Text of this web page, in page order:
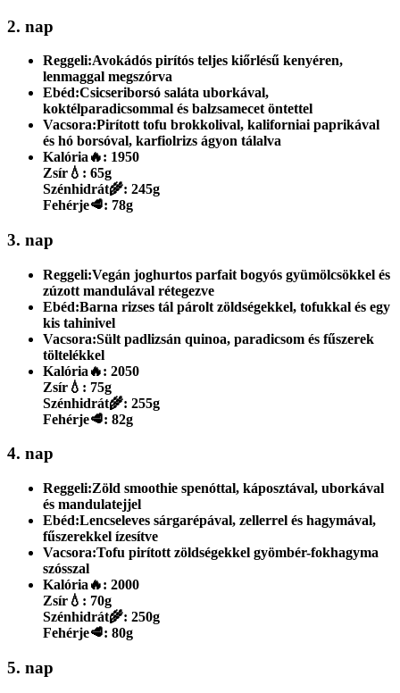
2. nap
Reggeli:Avokádós pirítós teljes kiőrlésű kenyéren,
lenmaggal megszórva
Ebéd:Csicseriborsó saláta uborkával,
koktélparadicsommal és balzsamecet öntettel
Vacsora:Pirított tofu brokkolival, kaliforniai paprikával
és hó borsóval, karfiolrizs ágyon tálalva
Kalória 🔥: 1950
Zsír 💧: 65g
Szénhidrát🌾: 245g
Fehérje🥩: 78g
3. nap
Reggeli:Vegán joghurtos parfait bogyós gyümölcsökkel és
zúzott mandulával rétegezve
Ebéd:Barna rizses tál párolt zöldségekkel, tofukkal és egy
kis tahinivel
Vacsora:Sült padlizsán quinoa, paradicsom és fűszerek
töltelékkel
Kalória 🔥: 2050
Zsír 💧: 75g
Szénhidrát🌾: 255g
Fehérje🥩: 82g
4. nap
Reggeli:Zöld smoothie spenóttal, káposztával, uborkával
és mandulatejjel
Ebéd:Lencseleves sárgarépával, zellerrel és hagymával,
fűszerekkel ízesítve
Vacsora:Tofu pirított zöldségekkel gyömbér-fokhagyma
szósszal
Kalória 🔥: 2000
Zsír 💧: 70g
Szénhidrát🌾: 250g
Fehérje🥩: 80g
5. nap